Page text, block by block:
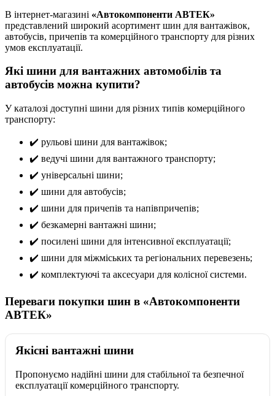
В інтернет-магазині «Автокомпоненти АВТЕК»
представлений широкий асортимент шин для вантажівок,
автобусів, причепів та комерційного транспорту для різних
умов експлуатації.
Які шини для вантажних автомобілів та
автобусів можна купити?
У каталозі доступні шини для різних типів комерційного
транспорту:
✔️ рульові шини для вантажівок;
✔️ ведучі шини для вантажного транспорту;
✔️ універсальні шини;
✔️ шини для автобусів;
✔️ шини для причепів та напівпричепів;
✔️ безкамерні вантажні шини;
✔️ посилені шини для інтенсивної експлуатації;
✔️ шини для міжміських та регіональних перевезень;
✔️ комплектуючі та аксесуари для колісної системи.
Переваги покупки шин в «Автокомпоненти
АВТЕК»
Якісні вантажні шини
Пропонуємо надійні шини для стабільної та безпечної
експлуатації комерційного транспорту.